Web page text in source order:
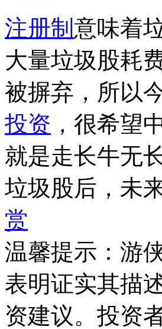
注册制 意味着
大量垃圾股耗
被摒弃，所以
投资 ，很希望
就是走长牛无
垃圾股后，未
赏
温馨提示：游
表明证实其描
资建议。投资